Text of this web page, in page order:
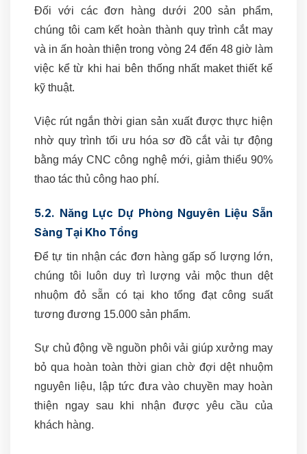
Đối với các đơn hàng dưới 200 sản phẩm,
chúng tôi cam kết hoàn thành quy trình cắt may
và in ấn hoàn thiện trong vòng 24 đến 48 giờ làm
việc kể từ khi hai bên thống nhất maket thiết kế
kỹ thuật.
Việc rút ngắn thời gian sản xuất được thực hiện
nhờ quy trình tối ưu hóa sơ đồ cắt vải tự động
bằng máy CNC công nghệ mới, giảm thiểu 90%
thao tác thủ công hao phí.
5.2. Năng Lực Dự Phòng Nguyên Liệu Sẵn
Sàng Tại Kho Tổng
Để tự tin nhận các đơn hàng gấp số lượng lớn,
chúng tôi luôn duy trì lượng vải mộc thun dệt
nhuộm đỏ sẵn có tại kho tổng đạt công suất
tương đương 15.000 sản phẩm.
Sự chủ động về nguồn phôi vải giúp xưởng may
bỏ qua hoàn toàn thời gian chờ đợi dệt nhuộm
nguyên liệu, lập tức đưa vào chuyền may hoàn
thiện ngay sau khi nhận được yêu cầu của
khách hàng.